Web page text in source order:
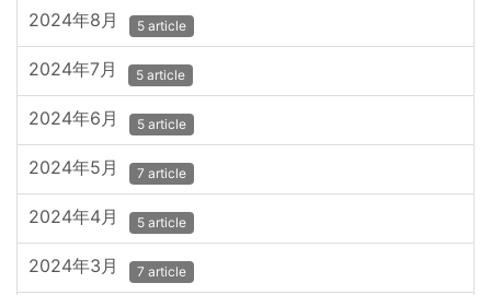
2024年8月 5 article
2024年7月 5 article
2024年6月 5 article
2024年5月 7 article
2024年4月 5 article
2024年3月 7 article